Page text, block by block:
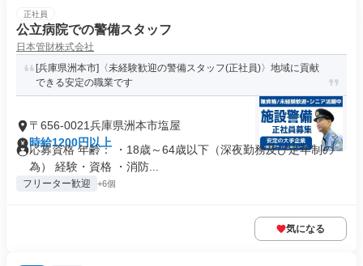
正社員
公立病院での警備スタッフ
日本管財株式会社
[兵庫県洲本市]〈未経験歓迎の警備スタッフ(正社員)〉地域に貢献
できる安定の職業です
〒656-0021兵庫県洲本市塩屋
時給1200円以上
応募資格 年齢： ・18歳～64歳以下（深夜勤務及び定年制の
為） 経験・資格 ・消防...
フリーター歓迎 +6個
気になる